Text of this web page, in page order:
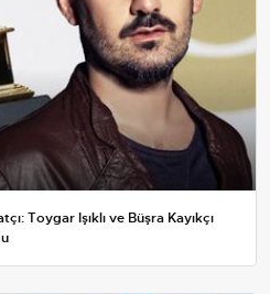
Toygar Işıklı ve Büşra Kayıkçı